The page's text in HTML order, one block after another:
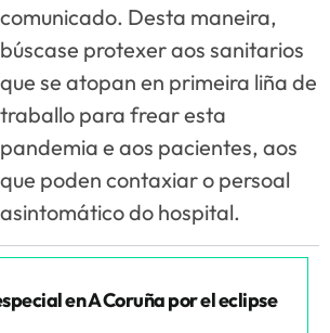
comunicado. Desta maneira,
búscase protexer aos sanitarios
que se atopan en primeira liña de
traballo para frear esta
pandemia e aos pacientes, aos
que poden contaxiar o persoal
asintomático do hospital.
en A Coruña por el eclipse